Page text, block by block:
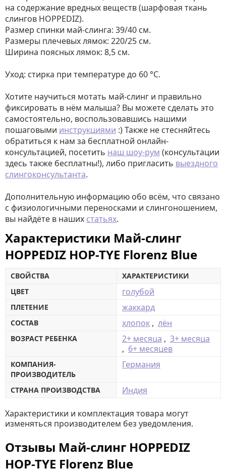
на содержание вредных веществ (шарфовая ткань
слингов HOPPEDIZ).
Размер спинки май-слинга: 39/40 см.
Размеры плечевых лямок: 220/25 см.
Ширина поясных лямок: 8,5 см.
Уход: стирка при температуре до 60 °C.
Хотите научиться мотать май-слинг и правильно
фиксировать в нём малыша? Вы можете сделать это
самостоятельно, воспользовавшись нашими
пошаговыми инструкциями :) Также не стесняйтесь
обратиться к нам за бесплатной онлайн-
консультацией, посетить наш шоу-рум (консультации
здесь также бесплатны!), либо пригласить выездного
слингоконсультанта.
Дополнительную информацию обо всём, что связано
с физиологичными переносками и слингоношением,
вы найдёте в наших статьях.
Характеристики Май-слинг
HOPPEDIZ HOP-TYE Florenz Blue
СВОЙСТВА
ХАРАКТЕРИСТИКИ
ЦВЕТ
голубой
ПЛЕТЕНИЕ жаккард
СОСТАВ хлопок , лён
ВОЗРАСТ РЕБЕНКА 2+ месяца , 3+ месяца
, 6+ месяцев
КОМПАНИЯ-
ПРОИЗВОДИТЕЛЬ
Германия
СТРАНА ПРОИЗВОДСТВА Индия
Характеристики и комплектация товара могут
изменяться производителем без уведомления.
Отзывы Май-слинг HOPPEDIZ
HOP-TYE Florenz Blue